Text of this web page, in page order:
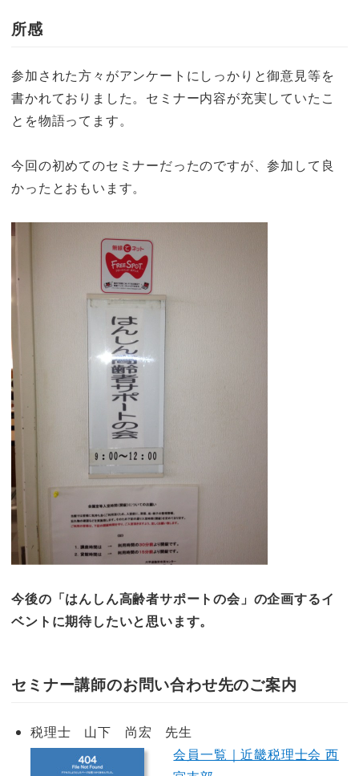
所感
参加された方々がアンケートにしっかりと御意見等を
書かれておりました。セミナー内容が充実していたこ
とを物語ってます。
今回の初めてのセミナーだったのですが、参加して良
かったとおもいます。
今後の「はんしん高齢者サポートの会」の企画するイ
ベントに期待したいと思います。
セミナー講師のお問い合わせ先のご案内
税理士 山下 尚宏 先生
会員一覧｜近畿税理士会 西